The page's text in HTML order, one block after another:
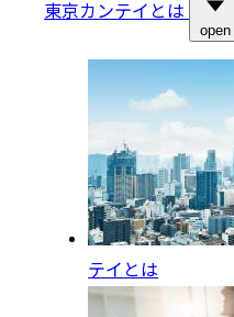
東京カンテイとは
open
テイとは